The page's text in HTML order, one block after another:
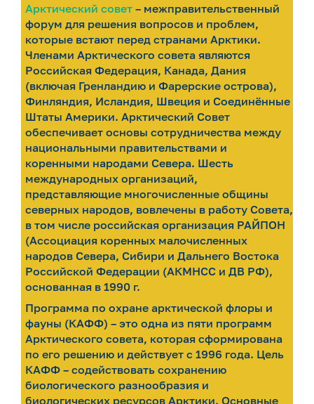
Арктический совет – межправительственный
форум для решения вопросов и проблем,
которые встают перед странами Арктики.
Членами Арктического совета являются
Российская Федерация, Канада, Дания
(включая Гренландию и Фарерские острова),
Финляндия, Исландия, Швеция и Соединённые
Штаты Америки. Арктический Совет
обеспечивает основы сотрудничества между
национальными правительствами и
коренными народами Севера. Шесть
международных организаций,
представляющие многочисленные общины
северных народов, вовлечены в работу Совета,
в том числе российская организация РАЙПОН
(Ассоциация коренных малочисленных
народов Севера, Сибири и Дальнего Востока
Российской Федерации (АКМНСС и ДВ РФ),
основанная в 1990 г.
Программа по охране арктической флоры и
фауны (КАФФ) – это одна из пяти программ
Арктического совета, которая сформирована
по его решению и действует с 1996 года. Цель
КАФФ – содействовать сохранению
биологического разнообразия и
биологических ресурсов Арктики. Основные